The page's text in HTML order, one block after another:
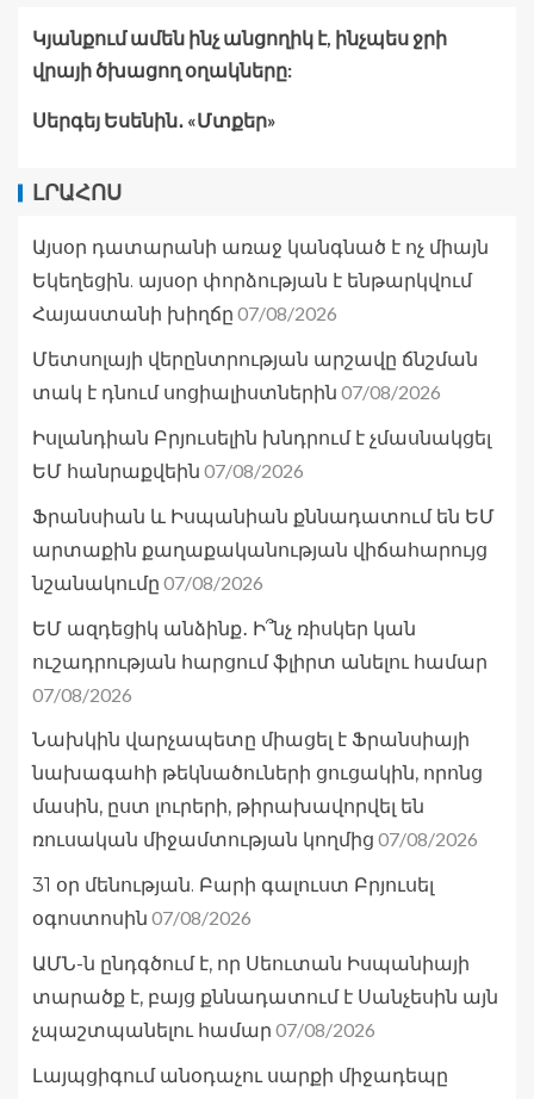
Կյանքում ամեն ինչ անցողիկ է, ինչպես ջրի
վրայի ծխացող օղակները:
Սերգեյ Եսենին․ «Մտքեր»
ԼՐԱՀՈՍ
Այսօր դատարանի առաջ կանգնած է ոչ միայն
Եկեղեցին. այսօր փորձության է ենթարկվում
Հայաստանի խիղճը 07/08/2026
Մետսոլայի վերընտրության արշավը ճնշման
տակ է դնում սոցիալիստներին 07/08/2026
Իսլանդիան Բրյուսելին խնդրում է չմասնակցել
ԵՄ հանրաքվեին 07/08/2026
Ֆրանսիան և Իսպանիան քննադատում են ԵՄ
արտաքին քաղաքականության վիճահարույց
նշանակումը 07/08/2026
ԵՄ ազդեցիկ անձինք․ Ի՞նչ ռիսկեր կան
ուշադրության հարցում ֆլիրտ անելու համար
07/08/2026
Նախկին վարչապետը միացել է Ֆրանսիայի
նախագահի թեկնածուների ցուցակին, որոնց
մասին, ըստ լուրերի, թիրախավորվել են
ռուսական միջամտության կողմից 07/08/2026
31 օր մենության. Բարի գալուստ Բրյուսել
օգոստոսին 07/08/2026
ԱՄՆ-ն ընդգծում է, որ Սեուտան Իսպանիայի
տարածք է, բայց քննադատում է Սանչեսին այն
չպաշտպանելու համար 07/08/2026
Լայպցիգում անօդաչու սարքի միջադեպը